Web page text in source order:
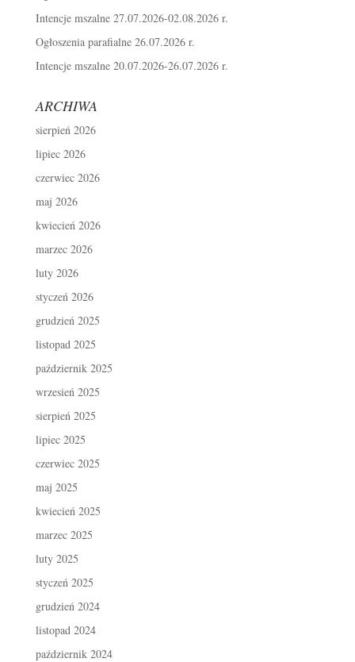
Intencje mszalne 27.07.2026-02.08.2026 r.
Ogłoszenia parafialne 26.07.2026 r.
Intencje mszalne 20.07.2026-26.07.2026 r.
ARCHIWA
sierpień 2026
lipiec 2026
czerwiec 2026
maj 2026
kwiecień 2026
marzec 2026
luty 2026
styczeń 2026
grudzień 2025
listopad 2025
październik 2025
wrzesień 2025
sierpień 2025
lipiec 2025
czerwiec 2025
maj 2025
kwiecień 2025
marzec 2025
luty 2025
styczeń 2025
grudzień 2024
listopad 2024
październik 2024